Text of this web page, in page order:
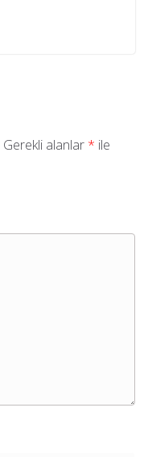
Gerekli alanlar * ile